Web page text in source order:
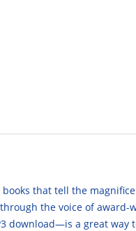
that tell the
the voice of award-
download—is a great way